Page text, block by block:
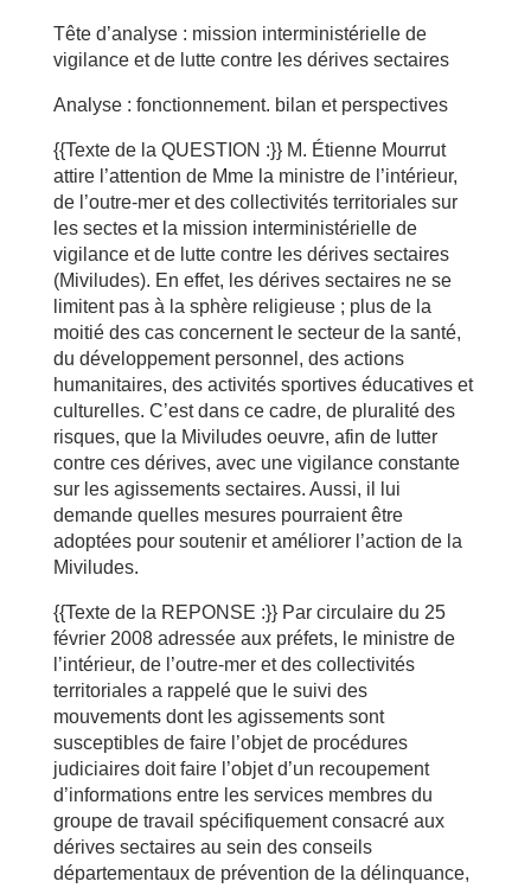
Tête d’analyse : mission interministérielle de
vigilance et de lutte contre les dérives sectaires
Analyse : fonctionnement. bilan et perspectives
{{Texte de la QUESTION :}} M. Étienne Mourrut
attire l’attention de Mme la ministre de l’intérieur,
de l’outre-mer et des collectivités territoriales sur
les sectes et la mission interministérielle de
vigilance et de lutte contre les dérives sectaires
(Miviludes). En effet, les dérives sectaires ne se
limitent pas à la sphère religieuse ; plus de la
moitié des cas concernent le secteur de la santé,
du développement personnel, des actions
humanitaires, des activités sportives éducatives et
culturelles. C’est dans ce cadre, de pluralité des
risques, que la Miviludes oeuvre, afin de lutter
contre ces dérives, avec une vigilance constante
sur les agissements sectaires. Aussi, il lui
demande quelles mesures pourraient être
adoptées pour soutenir et améliorer l’action de la
Miviludes.
{{Texte de la REPONSE :}} Par circulaire du 25
février 2008 adressée aux préfets, le ministre de
l’intérieur, de l’outre-mer et des collectivités
territoriales a rappelé que le suivi des
mouvements dont les agissements sont
susceptibles de faire l’objet de procédures
judiciaires doit faire l’objet d’un recoupement
d’informations entre les services membres du
groupe de travail spécifiquement consacré aux
dérives sectaires au sein des conseils
départementaux de prévention de la délinquance,